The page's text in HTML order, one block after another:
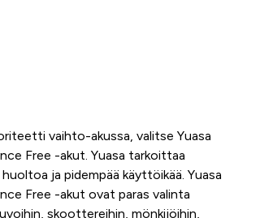
vaihto-akussa, valitse Yuasa
Free -akut. Yuasa tarkoittaa
ja pidempää käyttöikää. Yuasa
Free -akut ovat paras valinta
skoottereihin, mönkijöihin,